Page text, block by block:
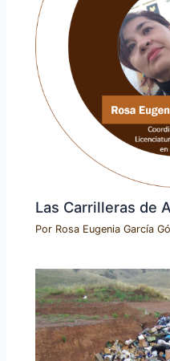
Las Carrilleras de
Por Rosa Eugenia García